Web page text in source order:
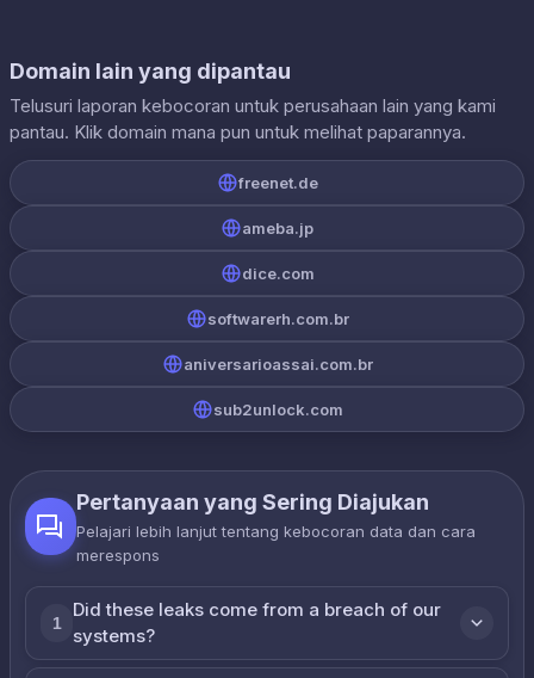
Domain lain yang dipantau
Telusuri laporan kebocoran untuk perusahaan lain yang kami
pantau. Klik domain mana pun untuk melihat paparannya.
freenet.de
ameba.jp
dice.com
softwarerh.com.br
aniversarioassai.com.br
sub2unlock.com
Pertanyaan yang Sering Diajukan
Pelajari lebih lanjut tentang kebocoran data dan cara
merespons
1
Did these leaks come from a breach of our
systems?